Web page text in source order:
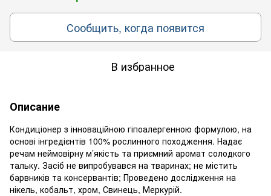
Сообщить, когда появится
В избранное
Описание
Кондиціонер з інноваційною гіпоалергенною формулою, на
основі інгредієнтів 100% рослинного походження. Надає
речам неймовірну м’якість та приємний аромат солодкого
тальку. Засіб не випробувався на тваринах; не містить
барвників та консервантів; Проведено дослідження на
нікель, кобальт, хром, Свинець, Меркурій.